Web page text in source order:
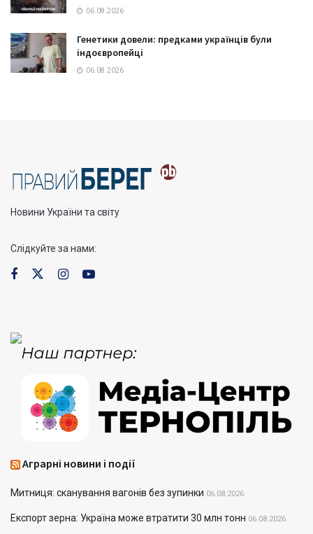
06.08.2026
Генетики довели: предками українців були
індоєвропейці
06.08.2026
Новини України та світу
Слідкуйте за нами:
Аграрні новини і події
Митниця: сканування вагонів без зупинки 06.08.2026
Експорт зерна: Україна може втратити 30 млн тонн 06.08.2026